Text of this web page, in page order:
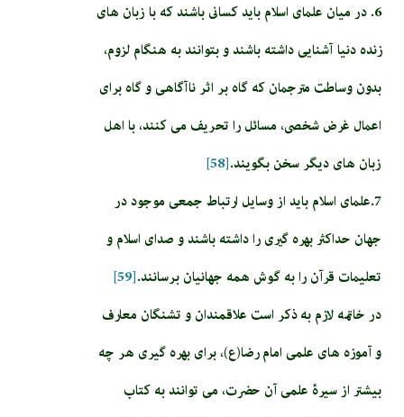
6. در ميان علماى اسلام بايد كسانى باشند كه با زبان هاى
زنده دنيا آشنايى داشته باشند و بتوانند به هنگام لزوم،
بدون وساطت مترجمان كه گاه بر اثر ناآگاهى و گاه براى
اعمال غرض شخصى، مسائل را تحريف مى كنند، با اهل
زبان هاى ديگر سخن بگويند.[58]
7.علماى اسلام بايد از وسايل ارتباط جمعى موجود در
جهان حداكثر بهره گيرى را داشته باشند و صداى اسلام و
تعليمات قرآن را به گوش همه جهانيان برسانند.[59]
در خاتمه لازم به ذکر است علاقمندان و تشنگان معارف
و آموزه های علمی امام رضا(ع)، برای بهره گیری هر چه
بیشتر از سیرۀ علمی آن حضرت، می توانند به کتاب